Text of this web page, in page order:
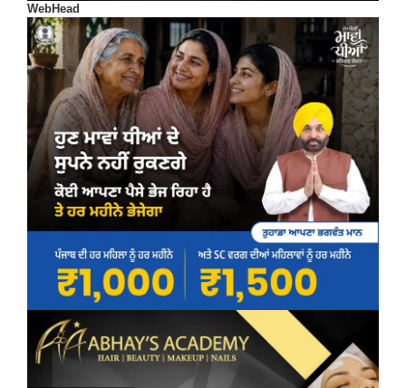
WebHead